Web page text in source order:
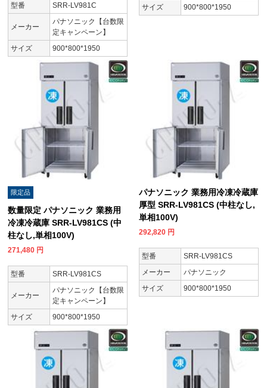
型番 SRR-LV981C
メーカー
パナソニック【台数限
定キャンペーン】
サイズ
900*800*1950
サイズ
900*800*1950
限定品
数量限定 パナソニック 業務用
冷凍冷蔵庫 SRR-LV981CS (中
柱なし,単相100V)
271,480 円
型番 SRR-LV981CS
メーカー
パナソニック【台数限
定キャンペーン】
サイズ
900*800*1950
パナソニック 業務用冷凍冷蔵庫
厚型 SRR-LV981CS (中柱なし,
単相100V)
292,820 円
型番
SRR-LV981CS
メーカー
パナソニック
サイズ
900*800*1950